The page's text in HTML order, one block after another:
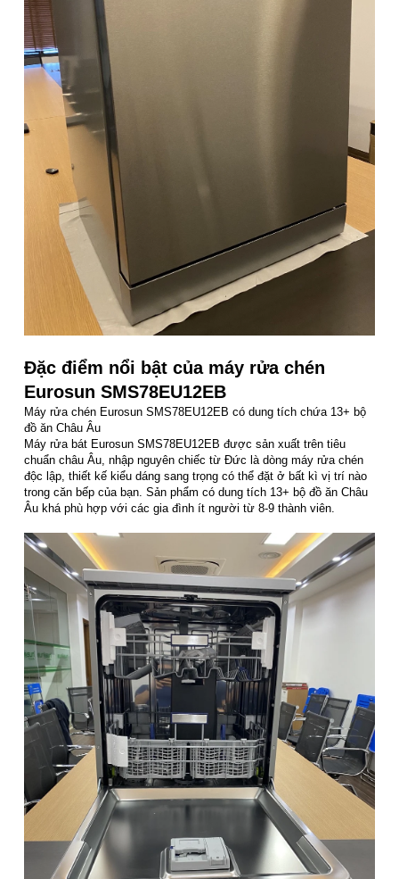
Đặc điểm nổi bật của máy rửa chén
Eurosun SMS78EU12EB
Máy rửa chén Eurosun SMS78EU12EB có dung tích chứa 13+ bộ
đồ ăn Châu Âu
Máy rửa bát Eurosun SMS78EU12EB được sản xuất trên tiêu
chuẩn châu Âu, nhập nguyên chiếc từ Đức là dòng máy rửa chén
độc lập, thiết kế kiểu dáng sang trọng có thể đặt ở bất kì vị trí nào
trong căn bếp của bạn. Sản phẩm có dung tích 13+ bộ đồ ăn Châu
Âu khá phù hợp với các gia đình ít người từ 8-9 thành viên.